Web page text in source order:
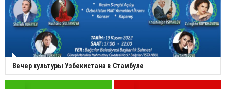
Вечер культуры Узбекистана в Стамбуле